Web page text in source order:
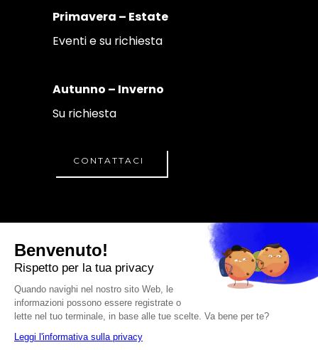
Primavera – Estate
Eventi e su richiesta
Autunno – Inverno
Su richiesta
CONTATTACI
PERSEU ACADEMY